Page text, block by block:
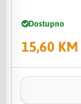
Dostupno
15,60 KM